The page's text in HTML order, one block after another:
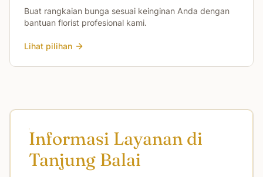
Buat rangkaian bunga sesuai keinginan Anda dengan
bantuan florist profesional kami.
Lihat pilihan
Informasi Layanan di
Tanjung Balai